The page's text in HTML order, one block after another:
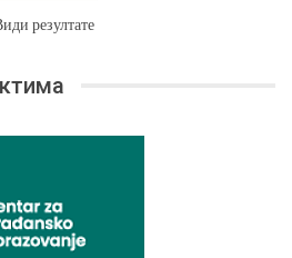
резултате